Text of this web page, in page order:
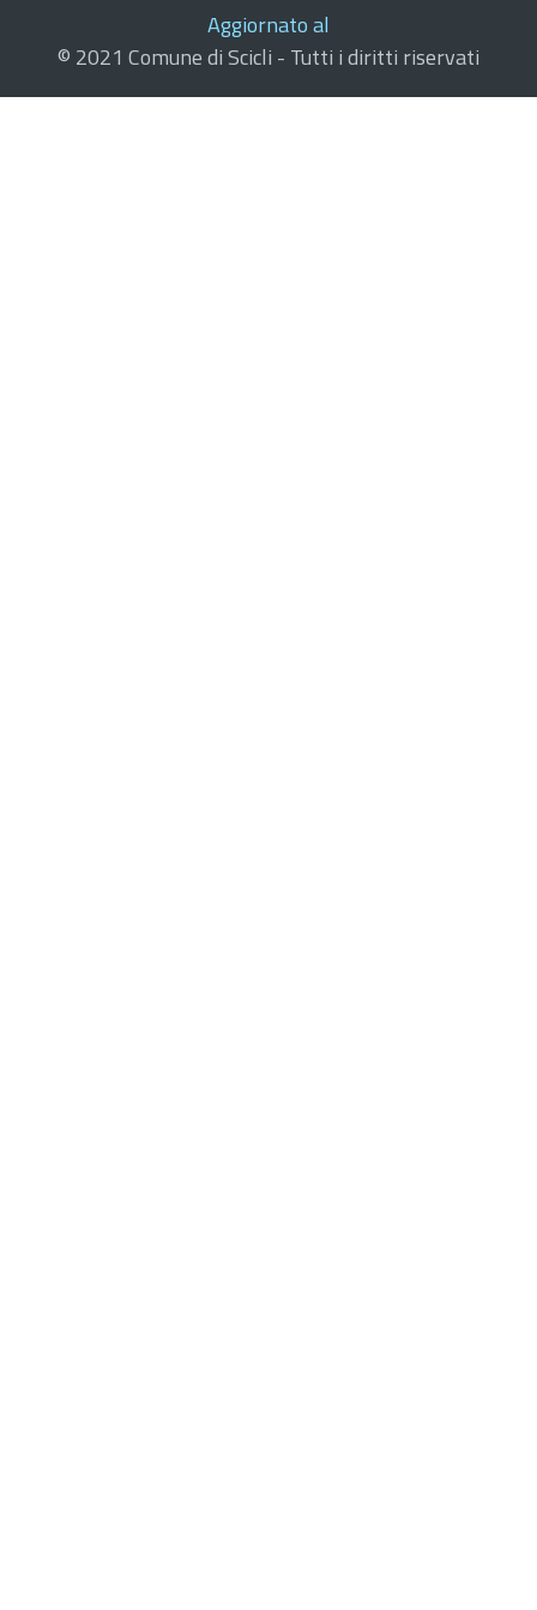
Aggiornato al
© 2021 Comune di Scicli - Tutti i diritti riservati